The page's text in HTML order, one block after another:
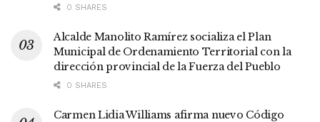
0 SHARES
Alcalde Manolito Ramírez socializa el Plan
Municipal de Ordenamiento Territorial con la
dirección provincial de la Fuerza del Pueblo
0 SHARES
Carmen Lidia Williams afirma nuevo Código